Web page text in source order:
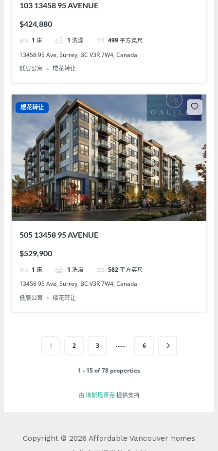
103 13458 95 AVENUE
$424,880
1 床 1 洗澡 499 平方英尺
13458 95 Ave, Surrey, BC V3R 7W4, Canada
低层公寓
楼花转让
楼花转让
505 13458 95 AVENUE
$529,900
1 床 1 洗澡 582 平方英尺
13458 95 Ave, Surrey, BC V3R 7W4, Canada
低层公寓
楼花转让
1 2 3 …… 6
1 - 15 of 78 properties
由 埃斯塔蒂克提供支持
Copyright © 2026 Affordable Vancouver homes